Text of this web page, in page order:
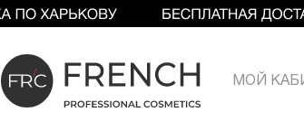
МОЙ